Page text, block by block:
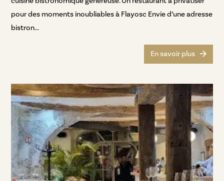
pour des moments inoubliables à Flayosc Envie d’une adresse
bistron...
En savoir plus